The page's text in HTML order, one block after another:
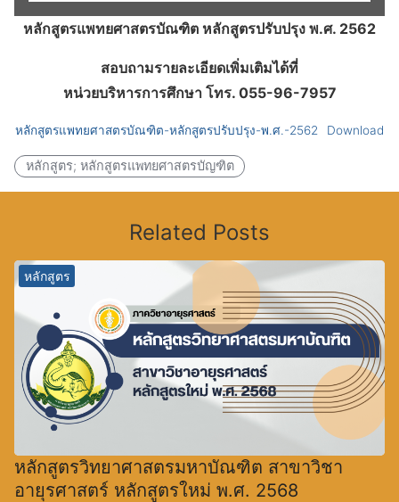
หลักสูตรแพทยศาสตรบัณฑิต หลักสูตรปรับปรุง พ.ศ. 2562
สอบถามรายละเอียดเพิ่มเติมได้ที่
หน่วยบริหารการศึกษา โทร. 055-96-7957
หลักสูตรแพทยศาสตรบัณฑิต-หลักสูตรปรับปรุง-พ.ศ.-2562 Download
หลักสูตร; หลักสูตรแพทยศาสตรบัญฑิต
Related Posts
หลักสูตร
หลักสูตรวิทยาศาสตรมหาบัณฑิต สาขาวิชา
อายุรศาสตร์ หลักสูตรใหม่ พ.ศ. 2568